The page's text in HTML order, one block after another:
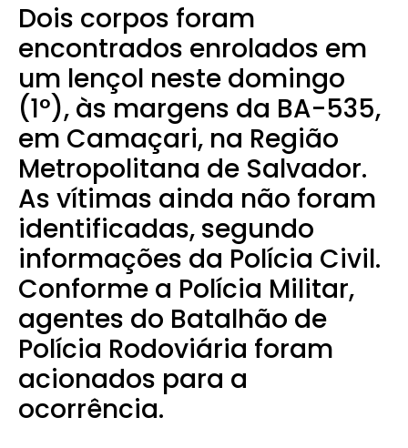
Dois corpos foram
encontrados enrolados em
um lençol neste domingo
(1°), às margens da BA-535,
em Camaçari, na Região
Metropolitana de Salvador.
As vítimas ainda não foram
identificadas, segundo
informações da Polícia Civil.
Conforme a Polícia Militar,
agentes do Batalhão de
Polícia Rodoviária foram
acionados para a
ocorrência.